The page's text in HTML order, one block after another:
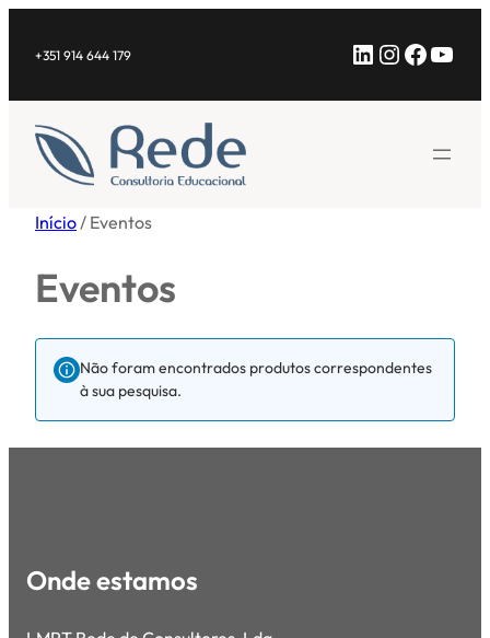
para
conteúdo
+351 914 644 179 LinkedIn
Início / Eventos
Eventos
Não foram encontrados produtos correspondentes
à sua pesquisa.
Onde estamos